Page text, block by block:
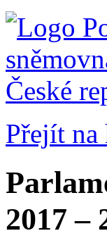
Přejít na
2017 –